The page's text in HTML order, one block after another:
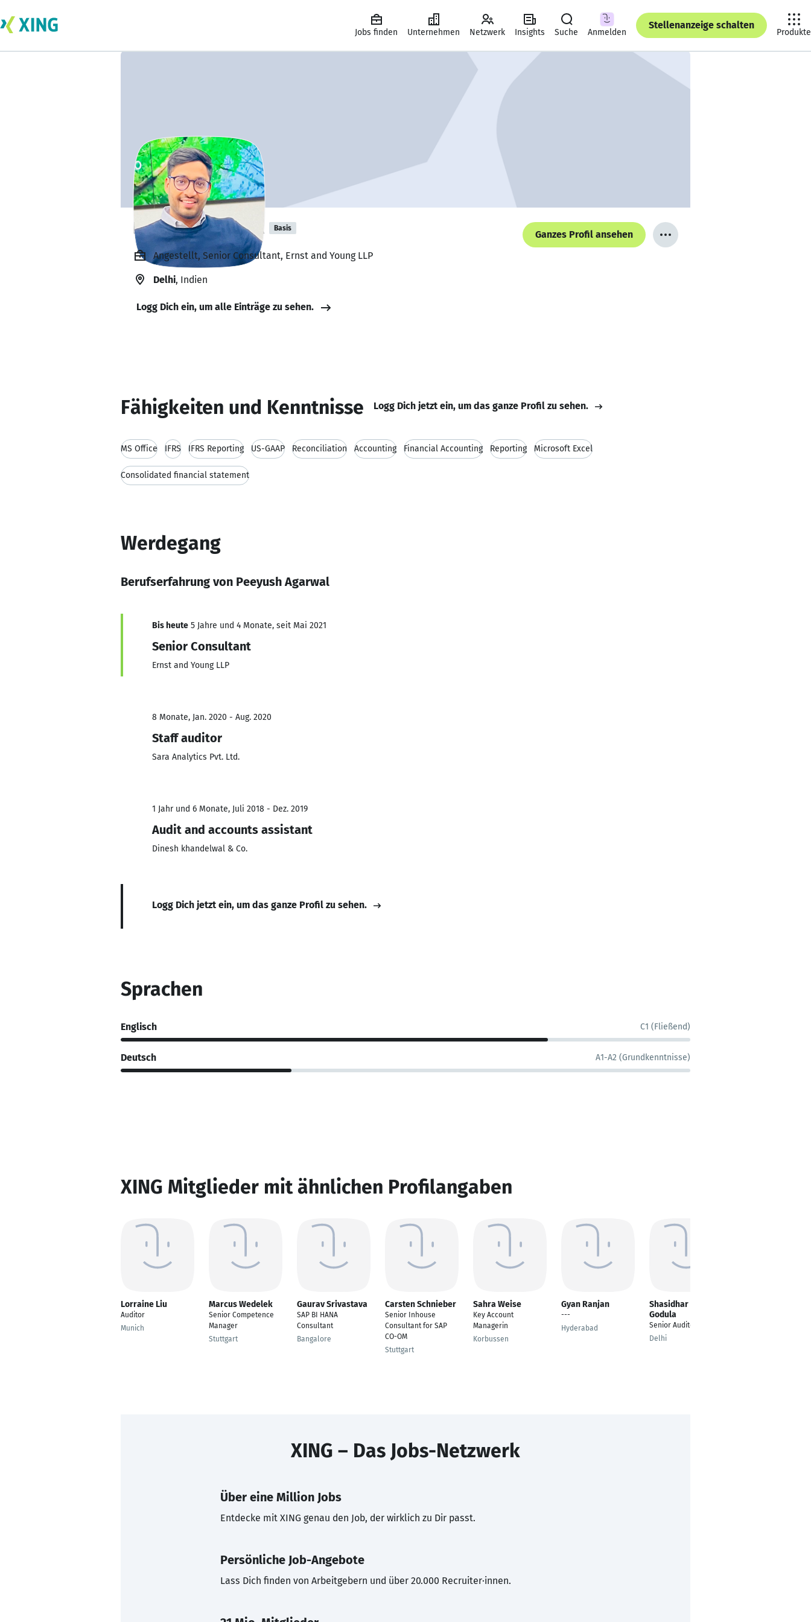
Jobs finden Unternehmen Netzwerk Insights Suche Anmelden
Stellenanzeige schalten
Produkte
Peeyush Agarwal Basis
Ganzes Profil ansehen
Angestellt, Senior Consultant, Ernst and Young LLP
Delhi, Indien
Logg Dich ein, um alle Einträge zu sehen.
Fähigkeiten und Kenntnisse Logg Dich jetzt ein, um das ganze Profil zu sehen.
MS Office IFRS IFRS Reporting US-GAAP Reconciliation Accounting Financial Accounting Reporting Microsoft Excel
Consolidated financial statement
Werdegang
Berufserfahrung von Peeyush Agarwal
Bis heute 5 Jahre und 4 Monate, seit Mai 2021
Senior Consultant
Ernst and Young LLP
8 Monate, Jan. 2020 - Aug. 2020
Staff auditor
Sara Analytics Pvt. Ltd.
1 Jahr und 6 Monate, Juli 2018 - Dez. 2019
Audit and accounts assistant
Dinesh khandelwal & Co.
Logg Dich jetzt ein, um das ganze Profil zu sehen.
Sprachen
Englisch C1 (Fließend)
Deutsch A1-A2 (Grundkenntnisse)
XING Mitglieder mit ähnlichen Profilangaben
Lorraine Liu
Auditor
Munich
Marcus Wedelek
Senior Competence
Manager
Stuttgart
Gaurav Srivastava
SAP BI HANA
Consultant
Bangalore
Carsten Schnieber
Senior Inhouse
Consultant for SAP
CO-OM
Stuttgart
Sahra Weise
Key Account
Managerin
Korbussen
Gyan Ranjan
---
Hyderabad
Shasidhar Reddy
Godula
Senior Auditor
Delhi
XING – Das Jobs-Netzwerk
Über eine Million Jobs
Entdecke mit XING genau den Job, der wirklich zu Dir passt.
Persönliche Job-Angebote
Lass Dich finden von Arbeitgebern und über 20.000 Recruiter·innen.